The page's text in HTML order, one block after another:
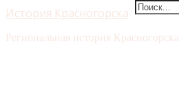
История Красногорска
Региональная история Красногорска.